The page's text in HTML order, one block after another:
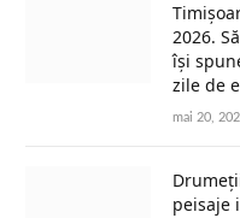
2026.
își
zile de
mai 20,
peisaje